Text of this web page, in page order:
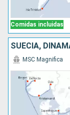
Comidas incluidas
MSC Magnifica